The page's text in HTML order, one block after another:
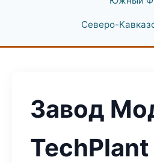
Северо-
Завод
TechPlant